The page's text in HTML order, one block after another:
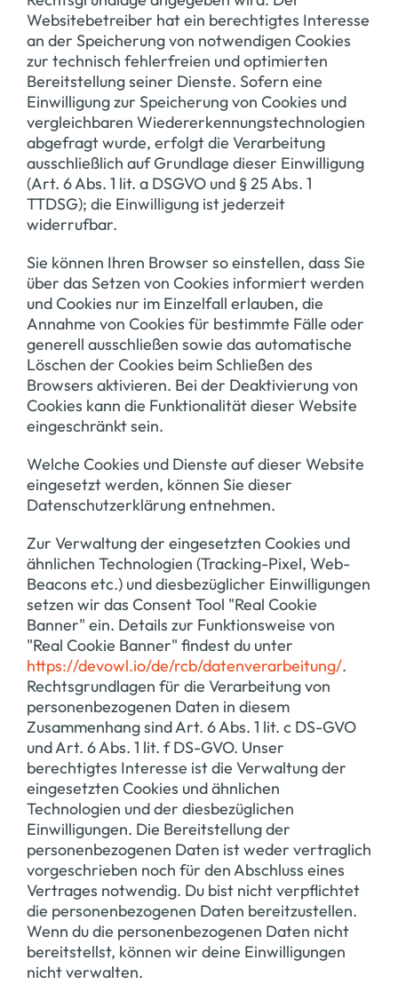
Websitebetreiber hat ein berechtigtes Interesse
an der Speicherung von notwendigen Cookies
zur technisch fehlerfreien und optimierten
Bereitstellung seiner Dienste. Sofern eine
Einwilligung zur Speicherung von Cookies und
vergleichbaren Wiedererkennungstechnologien
abgefragt wurde, erfolgt die Verarbeitung
ausschließlich auf Grundlage dieser Einwilligung
(Art. 6 Abs. 1 lit. a DSGVO und § 25 Abs. 1
TTDSG); die Einwilligung ist jederzeit
widerrufbar.
Sie können Ihren Browser so einstellen, dass Sie
über das Setzen von Cookies informiert werden
und Cookies nur im Einzelfall erlauben, die
Annahme von Cookies für bestimmte Fälle oder
generell ausschließen sowie das automatische
Löschen der Cookies beim Schließen des
Browsers aktivieren. Bei der Deaktivierung von
Cookies kann die Funktionalität dieser Website
eingeschränkt sein.
Welche Cookies und Dienste auf dieser Website
eingesetzt werden, können Sie dieser
Datenschutzerklärung entnehmen.
Zur Verwaltung der eingesetzten Cookies und
ähnlichen Technologien (Tracking-Pixel, Web-
Beacons etc.) und diesbezüglicher Einwilligungen
setzen wir das Consent Tool "Real Cookie
Banner" ein. Details zur Funktionsweise von
"Real Cookie Banner" findest du unter
https://devowl.io/de/rcb/datenverarbeitung/.
Rechtsgrundlagen für die Verarbeitung von
personenbezogenen Daten in diesem
Zusammenhang sind Art. 6 Abs. 1 lit. c DS-GVO
und Art. 6 Abs. 1 lit. f DS-GVO. Unser
berechtigtes Interesse ist die Verwaltung der
eingesetzten Cookies und ähnlichen
Technologien und der diesbezüglichen
Einwilligungen. Die Bereitstellung der
personenbezogenen Daten ist weder vertraglich
vorgeschrieben noch für den Abschluss eines
Vertrages notwendig. Du bist nicht verpflichtet
die personenbezogenen Daten bereitzustellen.
Wenn du die personenbezogenen Daten nicht
bereitstellst, können wir deine Einwilligungen
nicht verwalten.